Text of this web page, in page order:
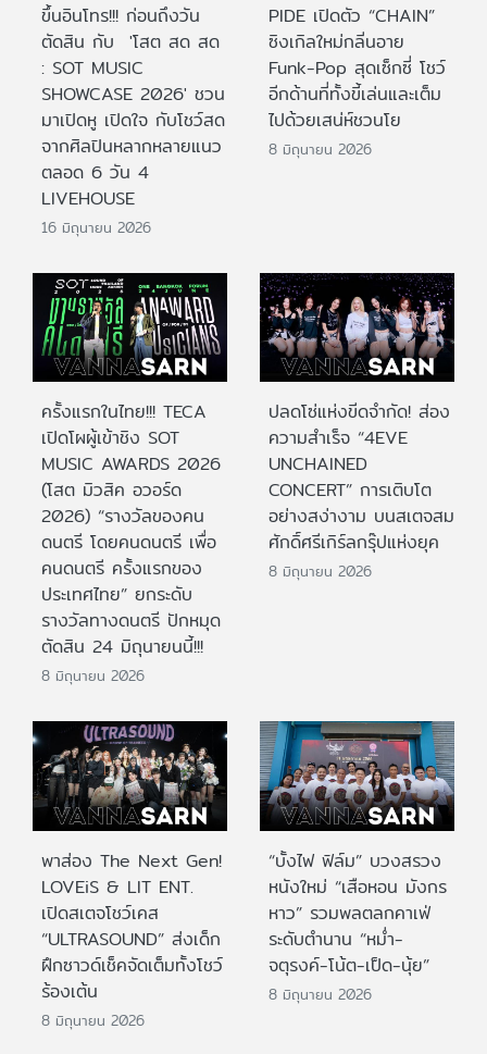
ขึ้นอินโทร!!! ก่อนถึงวัน
ตัดสิน กับ 'โสต สด สด
: SOT MUSIC
SHOWCASE 2026' ชวน
มาเปิดหู เปิดใจ กับโชว์สด
จากศิลปินหลากหลายแนว
ตลอด 6 วัน 4
LIVEHOUSE
16 มิถุนายน 2026
PIDE เปิดตัว “CHAIN”
ซิงเกิลใหม่กลิ่นอาย
Funk-Pop สุดเซ็กซี่ โชว์
อีกด้านที่ทั้งขี้เล่นและเต็ม
ไปด้วยเสน่ห์ชวนโย
8 มิถุนายน 2026
ครั้งแรกในไทย!!! TECA
เปิดโผผู้เข้าชิง SOT
MUSIC AWARDS 2026
(โสต มิวสิค อวอร์ด
2026) “รางวัลของคน
ดนตรี โดยคนดนตรี เพื่อ
คนดนตรี ครั้งแรกของ
ประเทศไทย” ยกระดับ
รางวัลทางดนตรี ปักหมุด
ตัดสิน 24 มิถุนายนนี้!!!
8 มิถุนายน 2026
ปลดโซ่แห่งขีดจำกัด! ส่อง
ความสำเร็จ “4EVE
UNCHAINED
CONCERT” การเติบโต
อย่างสง่างาม บนสเตจสม
ศักดิ์ศรีเกิร์ลกรุ๊ปแห่งยุค
8 มิถุนายน 2026
พาส่อง The Next Gen!
LOVEiS & LIT ENT.
เปิดสเตจโชว์เคส
“ULTRASOUND” ส่งเด็ก
ฝึกซาวด์เช็คจัดเต็มทั้งโชว์
ร้องเต้น
8 มิถุนายน 2026
“บั้งไฟ ฟิล์ม” บวงสรวง
หนังใหม่ “เสือหอน มังกร
หาว” รวมพลตลกคาเฟ่
ระดับตำนาน “หม่ำ-
จตุรงค์-โน้ต-เป็ด-นุ้ย”
8 มิถุนายน 2026